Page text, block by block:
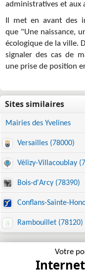
administratives et aux
Il met en avant des
que "Une naissance,
écologique de la ville.
signaler des cas de
une prise de position
Mairies des Yvelines
Versailles (78000)
Vélizy-Villacoublay
Bois-d'Arcy (78390)
Conflans-Sainte-
Rambouillet (78120)
Votre